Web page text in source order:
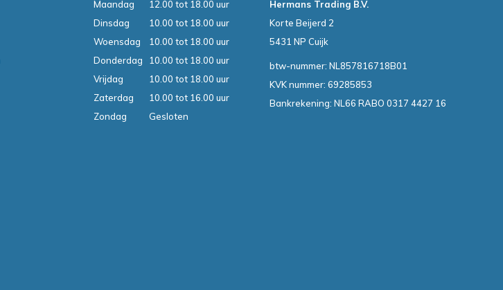
Maandag
12.00 tot 18.00 uur
Dinsdag
10.00 tot 18.00 uur
Woensdag
10.00 tot 18.00 uur
Donderdag
10.00 tot 18.00 uur
Vrijdag
10.00 tot 18.00 uur
Zaterdag
10.00 tot 16.00 uur
Zondag
Gesloten
Hermans Trading B.V.
Korte Beijerd 2
5431 NP Cuijk
btw-nummer: NL857816718B01
KVK nummer: 69285853
Bankrekening: NL66 RABO 0317 4427 16